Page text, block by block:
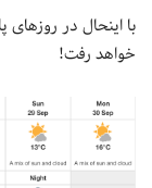
با اینحال در
خواهد رفت!